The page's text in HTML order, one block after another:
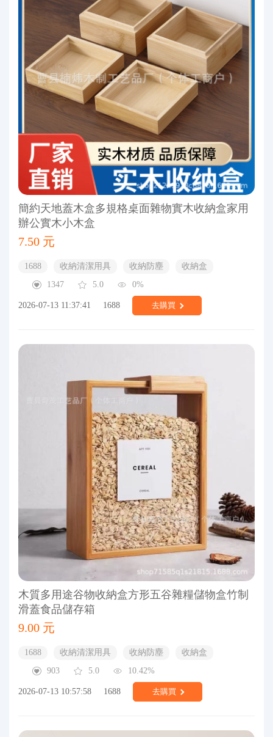
簡約天地蓋木盒多規格桌面雜物實木收納盒家用
辦公實木小木盒
7.50 元
1688 收納清潔用具 收納防塵
收納盒
1347
5.0 0%
2026-07-13 11:37:41 1688 去購買
木質多用途谷物收納盒方形五谷雜糧儲物盒竹制
滑蓋食品儲存箱
9.00 元
1688 收納清潔用具 收納防塵
收納盒
903
5.0 10.42%
2026-07-13 10:57:58 1688 去購買